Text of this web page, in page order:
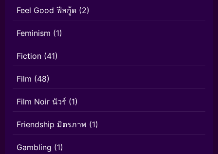
Feel Good ฟีลกู้ด (2)
Feminism (1)
Fiction (41)
Film (48)
Film Noir นัวร์ (1)
Friendship มิตรภาพ (1)
Gambling (1)